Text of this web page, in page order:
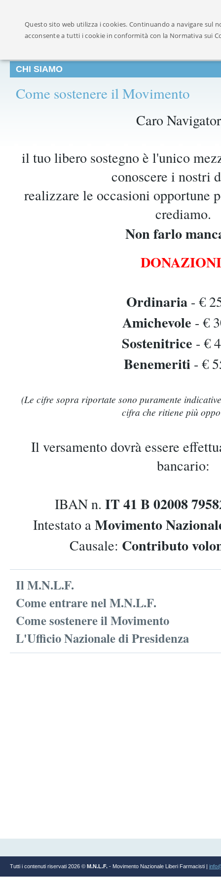
CHI SIAMO
Come sostenere il Movimento
Caro
il tuo libero sostegno è l'unico
conoscere i nostri
realizzare le occasioni opportune
crediamo.
Non farlo
Ordinaria - €
Amichevole - €
Sostenitrice - €
Benemeriti- €
(Le cifre sopra riportate sono puramente
cifra che ritiene più
Il versamento dovrà essere
bancario:
IBAN n. IT 41 B 02008
Intestato aMovimento
Causale: Contributo
Il M.N.L.F.
Come entrare nel M.N.L.F.
Come sostenere il Movimento
L'Ufficio Nazionale di Presidenza
Tutti i contenuti riservati 2026 © M.N.L.F. - Movimento Nazionale Liberi Farmacisti |
Questo sito web utilizza i cookies. Continuando a navigare sul
acconsente a tutti i cookie in conformità con la Normativa sui